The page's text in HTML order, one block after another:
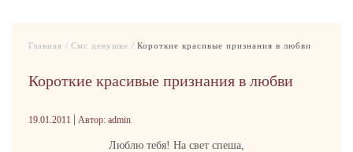
Главная Смс девушке Короткие красивые признания в любви
Короткие красивые признания в любви
19.01.2011 | Автор: admin
Люблю тебя! На свет спеша,